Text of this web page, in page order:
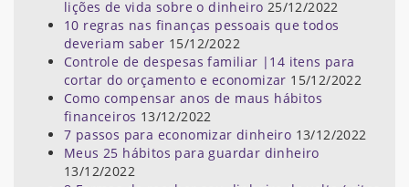
lições de vida sobre o dinheiro 25/12/2022
10 regras nas finanças pessoais que todos
deveriam saber 15/12/2022
Controle de despesas familiar |14 itens para
cortar do orçamento e economizar 15/12/2022
Como compensar anos de maus hábitos
financeiros 13/12/2022
7 passos para economizar dinheiro 13/12/2022
Meus 25 hábitos para guardar dinheiro
13/12/2022